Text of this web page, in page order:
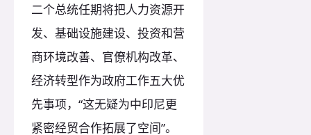
二个总统任期将把人力资源开
发、基础设施建设、投资和营
商环境改善、官僚机构改革、
经济转型作为政府工作五大优
先事项，“这无疑为中印尼更
紧密经贸合作拓展了空间”。